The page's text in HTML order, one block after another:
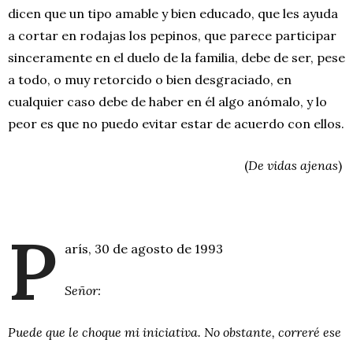
dicen que un tipo amable y bien educado, que les ayuda
a cortar en rodajas los pepinos, que parece participar
sinceramente en el duelo de la familia, debe de ser, pese
a todo, o muy retorcido o bien desgraciado, en
cualquier caso debe de haber en él algo anómalo, y lo
peor es que no puedo evitar estar de acuerdo con ellos.
(De vidas ajenas)
P arís, 30 de agosto de 1993
Señor:
Puede que le choque mi iniciativa. No obstante, correré ese